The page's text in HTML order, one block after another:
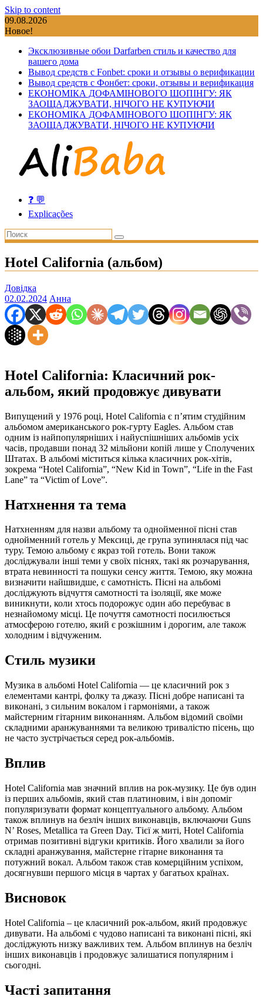
Skip to content
09.08.2026
Новое!
Эксклюзивные обои Darfarben стиль и качество для
вашего дома
Вывод средств с Fonbet: сроки и отзывы о верификации
Вывод средств с Фонбет: сроки, отзывы и верификация
ЕКОНОМІКА ДОФАМІНОВОГО ШОПІНГУ: ЯК
ЗАОЩАДЖУВАТИ, НІЧОГО НЕ КУПУЮЧИ
ЕКОНОМІКА ДОФАМІНОВОГО ШОПІНГУ: ЯК
ЗАОЩАДЖУВАТИ, НІЧОГО НЕ КУПУЮЧИ
❓ 💬
Explicações
Hotel California (альбом)
Довідка
02.02.2024 Анна
Hotel California: Класичний рок-
альбом, який продовжує дивувати
Випущений у 1976 році, Hotel California є п’ятим студійним
альбомом американського рок-гурту Eagles. Альбом став
одним із найпопулярніших і найуспішніших альбомів усіх
часів, продавши понад 32 мільйони копій лише у Сполучених
Штатах. В альбомі міститься кілька класичних рок-хітів,
зокрема “Hotel California”, “New Kid in Town”, “Life in the Fast
Lane” та “Victim of Love”.
Натхнення та тема
Натхненням для назви альбому та однойменної пісні став
однойменний готель у Мексиці, де група зупинялася під час
туру. Темою альбому є якраз той готель. Вони також
досліджували інші теми у своїх піснях, такі як розчарування,
втрата невинності та пошуки сенсу життя. Темою, яку можна
визначити найшвидше, є самотність. Пісні на альбомі
досліджують відчуття самотності та ізоляції, яке може
виникнути, коли хтось подорожує один або перебуває в
незнайомому місці. Це почуття самотності посилюється
атмосферою готелю, який є розкішним і дорогим, але також
холодним і відчуженим.
Стиль музики
Музика в альбомі Hotel California — це класичний рок з
елементами кантрі, фолку та джазу. Пісні добре написані та
виконані, з сильним вокалом і гармоніями, а також
майстерним гітарним виконанням. Альбом відомий своїми
складними аранжуваннями та великою тривалістю пісень, що
не часто зустрічається серед рок-альбомів.
Вплив
Hotel California мав значний вплив на рок-музику. Це був один
із перших альбомів, який став платиновим, і він допоміг
популяризувати формат концептуального альбому. Альбом
також вплинув на безліч інших виконавців, включаючи Guns
N’ Roses, Metallica та Green Day. Тієї ж миті, Hotel California
отримав позитивні відгуки критиків. Його хвалили за його
складні аранжування, майстерне гітарне виконання та
потужний вокал. Альбом також став комерційним успіхом,
досягнувши першого місця в чартах у багатьох країнах.
Висновок
Hotel California – це класичний рок-альбом, який продовжує
дивувати. На альбомі є чудово написані та виконані пісні, які
досліджують низку важливих тем. Альбом вплинув на безліч
інших виконавців і продовжує залишатися популярним і
сьогодні.
Часті запитання